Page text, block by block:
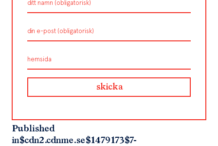
Published
in$cdn2.cdnme.se$1479173$7-